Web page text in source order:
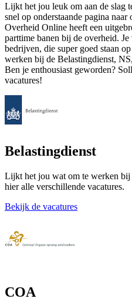
Lijkt het jou leuk om aan de slag
snel op onderstaande pagina naar
Overheid Online heeft een
parttime banen bij de overheid.
bedrijven, die super goed staan
werken bij de Belastingdienst,
Ben je enthousiast geworden?
vacatures!
Belastingdienst
Lijkt het jou wat om te werken bij
hier alle verschillende vacatures.
Bekijk de vacatures
COA